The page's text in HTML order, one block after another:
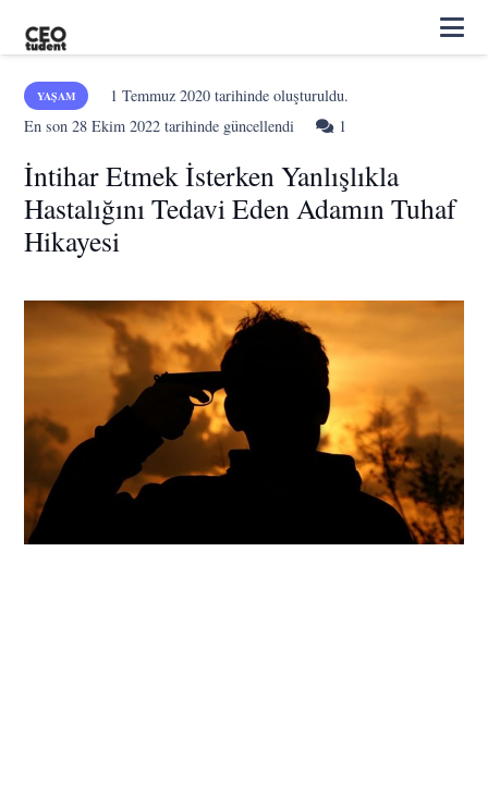
YAŞAM 1 Temmuz 2020tarihinde oluşturuldu.
En son28 Ekim 2022 tarihinde güncellendi 1
İntihar Etmek İsterken Yanlışlıkla
Hastalığını Tedavi Eden Adamın Tuhaf
Hikayesi